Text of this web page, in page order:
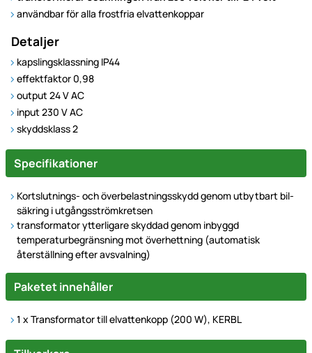
användbar för alla frostfria elvattenkoppar
Detaljer
kapslingsklassning IP44
effektfaktor 0,98
output 24 V AC
input 230 V AC
skyddsklass 2
Specifikationer
Kortslutnings- och överbelastningsskydd genom utbytbart bil-
säkring i utgångsströmkretsen
transformator ytterligare skyddad genom inbyggd
temperaturbegränsning mot överhettning (automatisk
återställning efter avsvalning)
Paketet innehåller
1 x Transformator till elvattenkopp (200 W), KERBL